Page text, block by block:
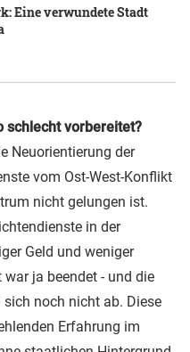
Eine verwundete Stadt
schlecht vorbereitet?
Neuorientierung der
vom Ost-West-Konflikt
nicht gelungen ist.
in der
Geld und weniger
ja beendet - und die
sich noch nicht ab. Diese
Erfahrung im